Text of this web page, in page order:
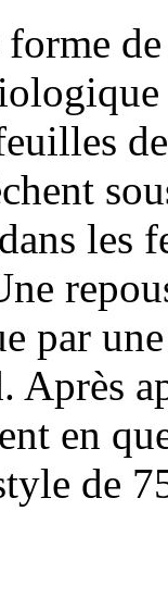
les
par
Après
en
de